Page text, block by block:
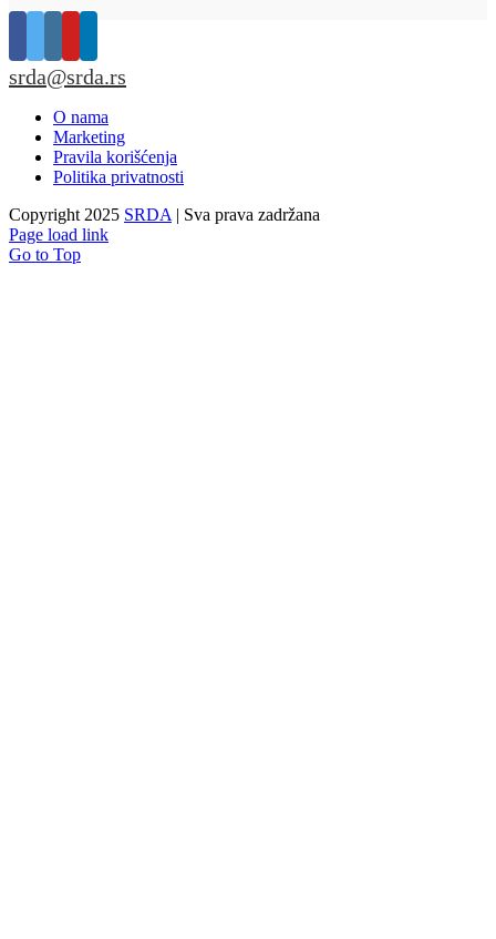
srda@srda.rs
O nama
Marketing
Pravila korišćenja
Politika privatnosti
Copyright 2025 SRDA | Sva prava zadržana
Page load link
Go to Top